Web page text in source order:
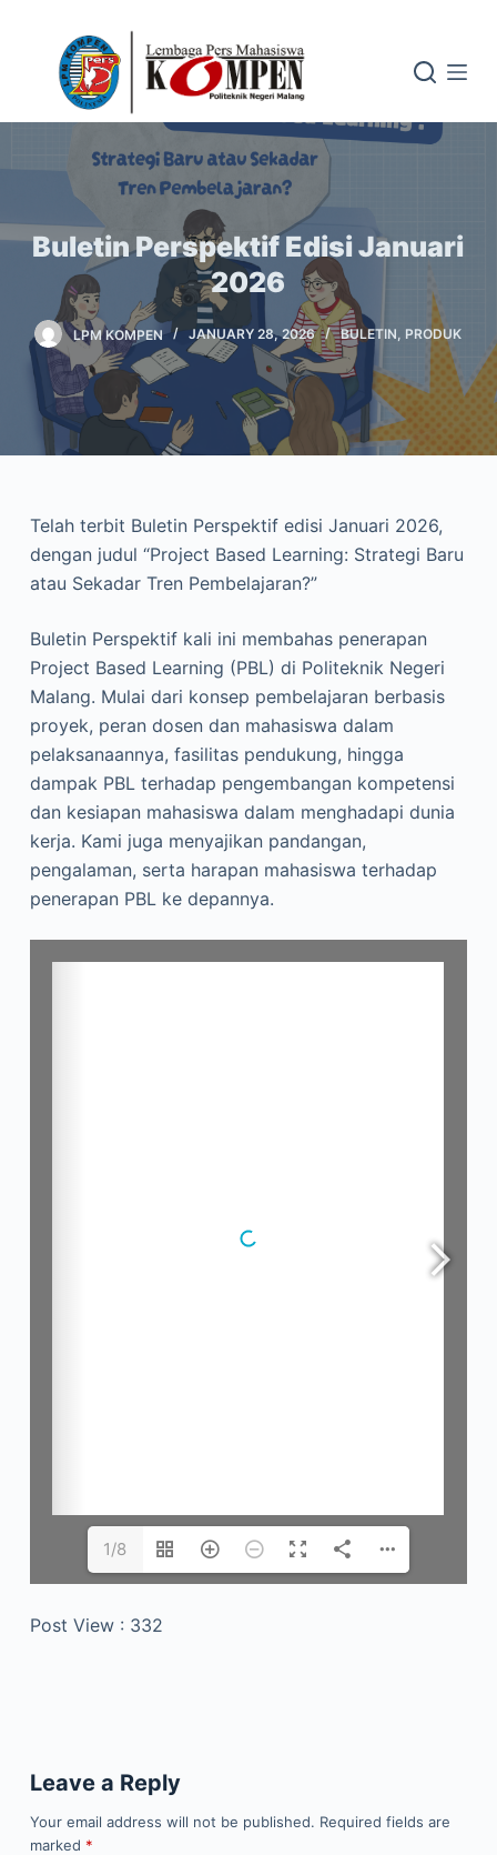
o
n
Buletin Perspektif Edisi Januari
2026
LPM KOMPEN JANUARY 28, 2026 BULETIN, PRODUK
Telah terbit Buletin Perspektif edisi Januari 2026,
dengan judul “Project Based Learning: Strategi Baru
atau Sekadar Tren Pembelajaran?”
Buletin Perspektif kali ini membahas penerapan
Project Based Learning (PBL) di Politeknik Negeri
Malang. Mulai dari konsep pembelajaran berbasis
proyek, peran dosen dan mahasiswa dalam
pelaksanaannya, fasilitas pendukung, hingga
dampak PBL terhadap pengembangan kompetensi
dan kesiapan mahasiswa dalam menghadapi dunia
kerja. Kami juga menyajikan pandangan,
pengalaman, serta harapan mahasiswa terhadap
penerapan PBL ke depannya.
1/8
Post View : 332
Leave a Reply
Your email address will not be published. Required fields are
marked *